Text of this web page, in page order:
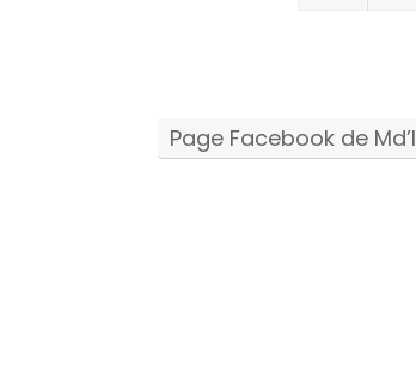
Page Facebook de Md’I